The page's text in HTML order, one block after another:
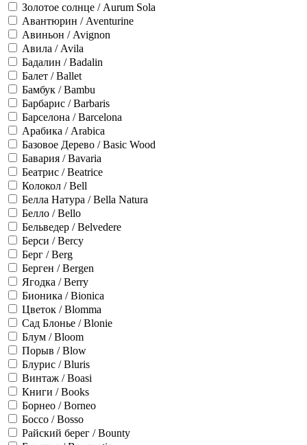
Золотое солнце / Aurum Sola
Авантюрин / Aventurine
Авиньон / Avignon
Авила / Avila
Бадалин / Badalin
Балет / Ballet
Бамбук / Bambu
Барбарис / Barbaris
Барселона / Barcelona
Арабика / Arabica
Базовое Дерево / Basic Wood
Бавария / Bavaria
Беатрис / Beatrice
Колокол / Bell
Белла Натура / Bella Natura
Белло / Bello
Бельведер / Belvedere
Берси / Bercy
Берг / Berg
Берген / Bergen
Ягодка / Berry
Бионика / Bionica
Цветок / Blomma
Сад Блонье / Blonie
Блум / Bloom
Порыв / Blow
Блурис / Bluris
Винтаж / Boasi
Книги / Books
Борнео / Borneo
Боссо / Bosso
Райский берег / Bounty